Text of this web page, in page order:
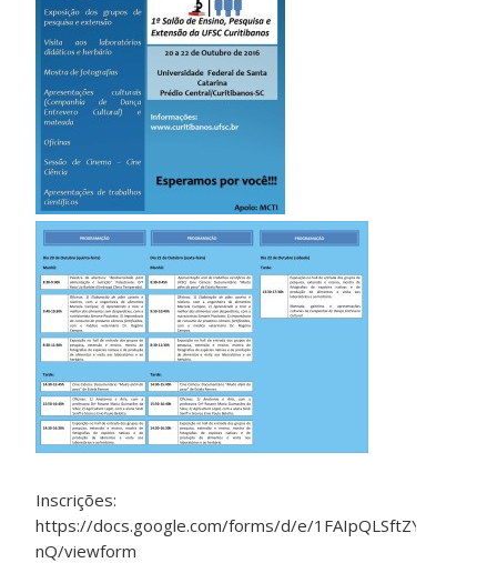
Inscrições:
https://docs.google.com/forms/d/e/
nQ/viewform